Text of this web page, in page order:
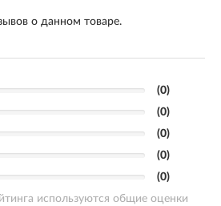
о данном товаре.
(0)
(0)
(0)
(0)
(0)
используются общие оценки